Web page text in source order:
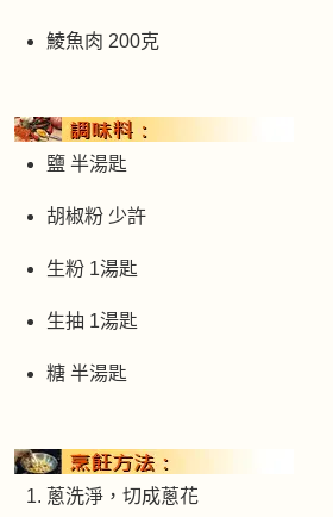
鯪魚肉 200克
鹽 半湯匙
胡椒粉 少許
生粉 1湯匙
生抽 1湯匙
糖 半湯匙
蔥洗淨，切成蔥花